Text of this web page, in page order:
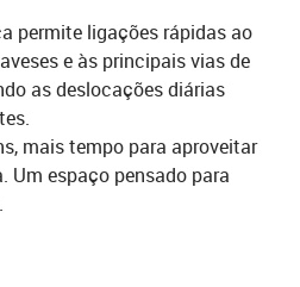
permite ligações rápidas ao
e às principais vias de
as deslocações diárias
mais tempo para aproveitar
Um espaço pensado para